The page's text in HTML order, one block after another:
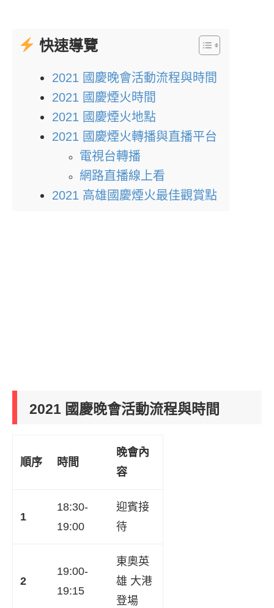
快速導覽
2021 國慶晚會活動流程與時間
2021 國慶煙火時間
2021 國慶煙火地點
2021 國慶煙火轉播與直播平台
電視台轉播
網路直播線上看
2021 高雄國慶煙火最佳觀賞點
2021 國慶晚會活動流程與時間
順序 時間
晚會內
容
1
18:30-
19:00
迎賓接
待
2
19:00-
19:15
東奧英
雄 大港
登場